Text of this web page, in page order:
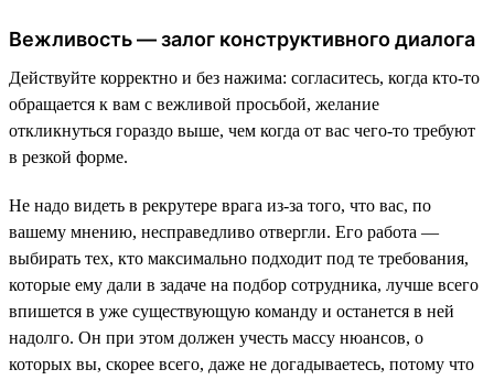
Вежливость — залог конструктивного диалога
Действуйте корректно и без нажима: согласитесь, когда кто-то
обращается к вам с вежливой просьбой, желание
откликнуться гораздо выше, чем когда от вас чего-то требуют
в резкой форме.
Не надо видеть в рекрутере врага из-за того, что вас, по
вашему мнению, несправедливо отвергли. Его работа —
выбирать тех, кто максимально подходит под те требования,
которые ему дали в задаче на подбор сотрудника, лучше всего
впишется в уже существующую команду и останется в ней
надолго. Он при этом должен учесть массу нюансов, о
которых вы, скорее всего, даже не догадываетесь, потому что